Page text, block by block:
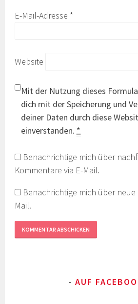
E-Mail-Adresse *
Website
Mit der Nutzung dieses
dich mit der Speicherung und
deiner Daten durch diese
einverstanden. *
Benachrichtige mich über
Kommentare via E-Mail.
Benachrichtige mich über neue
Mail.
AUF